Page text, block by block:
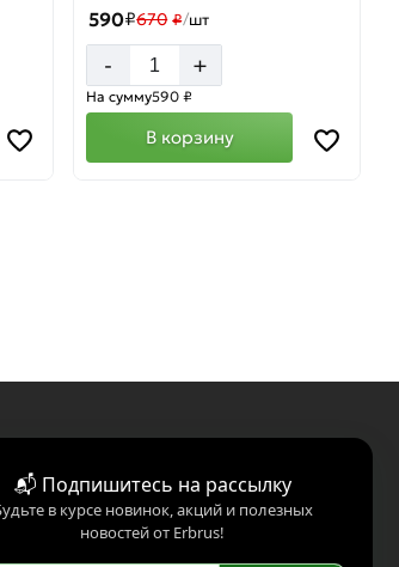
590₽670 ₽/шт
- +
На сумму590 ₽
В корзину
📬 Подпишитесь на рассылку
в курсе новинок, акций и полезных
новостей от Erbrus!